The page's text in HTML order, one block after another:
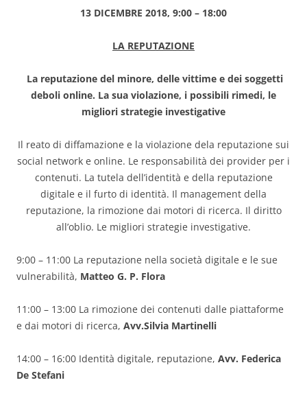
13 DICEMBRE 2018, 9:00 – 18:00
LA REPUTAZIONE
La reputazione del minore, delle vittime e dei soggetti
deboli online. La sua violazione, i possibili rimedi, le
migliori strategie investigative
Il reato di diffamazione e la violazione dela reputazione sui
social network e online. Le responsabilità dei provider per i
contenuti. La tutela dell’identità e della reputazione
digitale e il furto di identità. Il management della
reputazione, la rimozione dai motori di ricerca. Il diritto
all’oblio. Le migliori strategie investigative.
9:00 – 11:00 La reputazione nella società digitale e le sue
vulnerabilità, Matteo G. P. Flora
11:00 – 13:00 La rimozione dei contenuti dalle piattaforme
e dai motori di ricerca, Avv.Silvia Martinelli
14:00 – 16:00 Identità digitale, reputazione, Avv. Federica
De Stefani